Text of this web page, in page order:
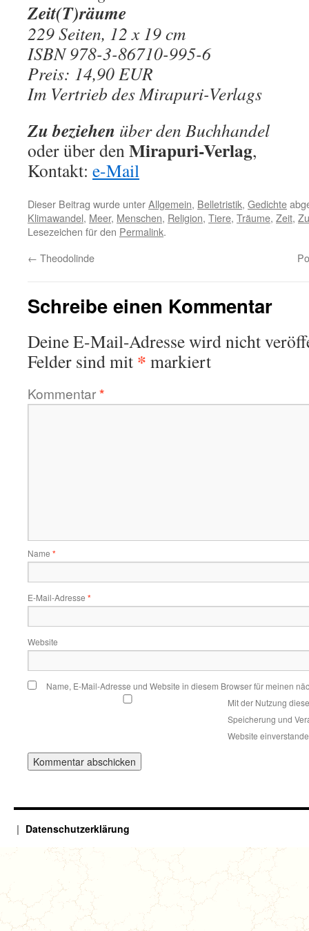
Zeit(T)räume
229 Seiten, 12 x 19 cm
ISBN 978-3-86710-995-6
Preis: 14,90 EUR
Im Vertrieb des Mirapuri-Verlags
Zu beziehen über den Buchhandel
oder über denMirapuri-Verlag,
Kontakt: e-Mail
Dieser Beitrag wurde unterAllgemein, Belletristik, Gedichte
Klimawandel, Meer, Menschen, Religion, Tiere, Träume, Zeit,
Lesezeichen für den Permalink.
← Theodolinde
Schreibe einen Kommentar
Deine E-Mail-Adresse wird nicht
Felder sind mit * markiert
Kommentar*
Name *
E-Mail-Adresse *
Website
Name, E-Mail-Adresse und Website in diesem Browser für meinen
Mit der Nutzung
Speicherung und
Website
Datenschutzerklärung